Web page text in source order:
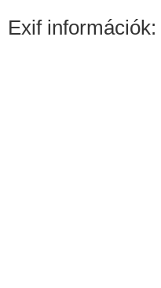
Exif információk: